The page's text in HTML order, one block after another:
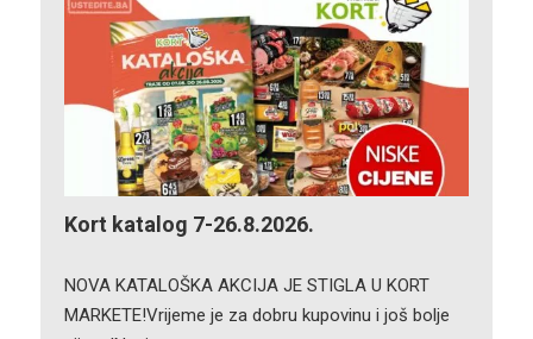
Kort katalog 7-26.8.2026.
NOVA KATALOŠKA AKCIJA JE STIGLA U KORT
MARKETE!Vrijeme je za dobru kupovinu i još bolje